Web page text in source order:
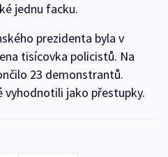
jednu facku.
prezidenta byla v
tisícovka policistů. Na
23 demonstrantů.
jako přestupky.